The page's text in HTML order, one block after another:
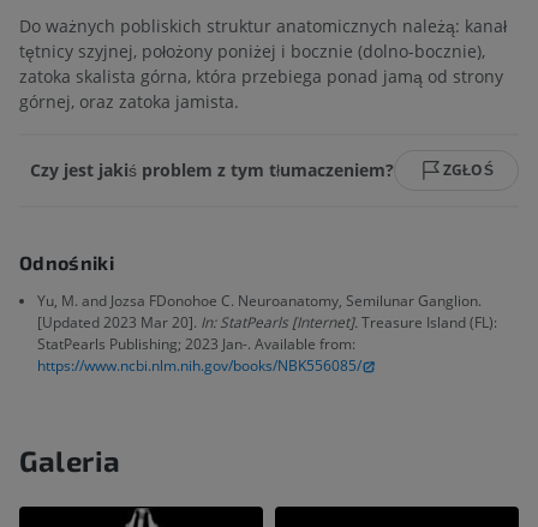
Do ważnych pobliskich struktur anatomicznych należą: kanał
tętnicy szyjnej, położony poniżej i bocznie (dolno-bocznie),
zatoka skalista górna, która przebiega ponad jamą od strony
górnej, oraz zatoka jamista.
Czy jest jakiś problem z tym tłumaczeniem? ZGŁOŚ
Odnośniki
Yu, M. and Jozsa FDonohoe C. Neuroanatomy, Semilunar Ganglion.
[Updated 2023 Mar 20]. In: StatPearls [Internet].Treasure Island (FL):
StatPearls Publishing; 2023 Jan-. Available from:
https://www.ncbi.nlm.nih.gov/books/NBK556085/
Galeria